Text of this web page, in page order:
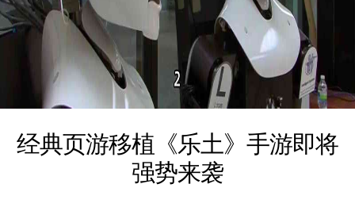
经典页游移植《乐土》手游即将
强势来袭